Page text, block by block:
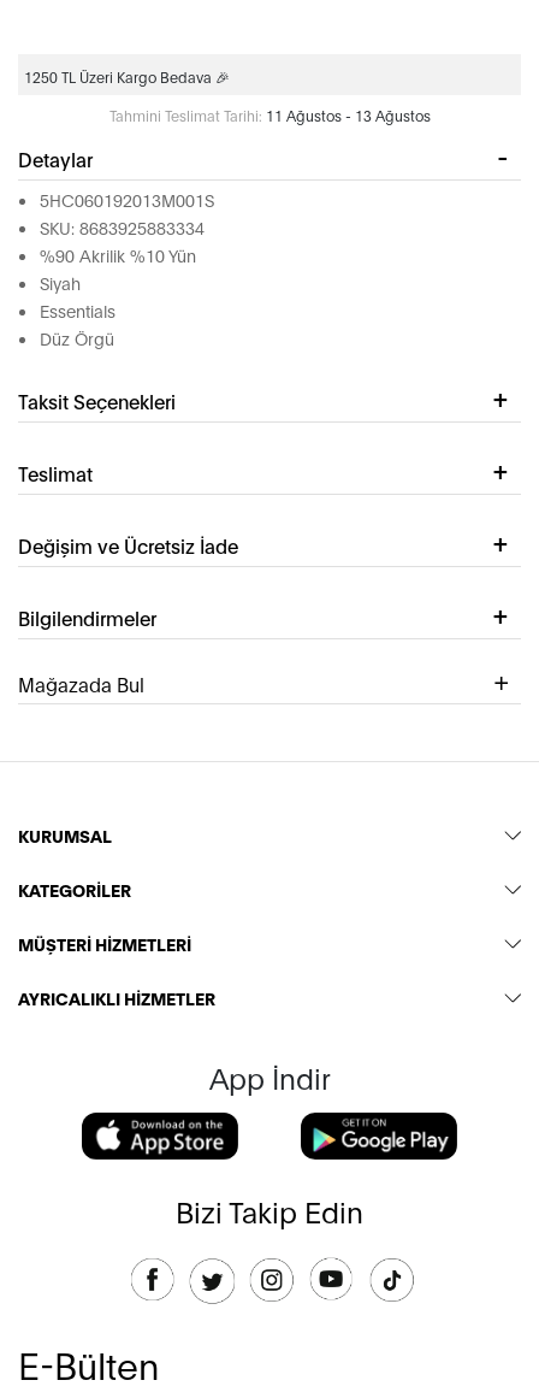
1250 TL Üzeri Kargo Bedava 🎉
Tahmini Teslimat Tarihi: 11 Ağustos - 13 Ağustos
Detaylar
5HC060192013M001S
SKU: 8683925883334
%90 Akrilik %10 Yün
Siyah
Essentials
Düz Örgü
Taksit Seçenekleri
Teslimat
Değişim ve Ücretsiz İade
Bilgilendirmeler
Mağazada Bul
KURUMSAL
KATEGORİLER
MÜŞTERİ HİZMETLERİ
AYRICALIKLI HİZMETLER
App İndir
Bizi Takip Edin
E-Bülten